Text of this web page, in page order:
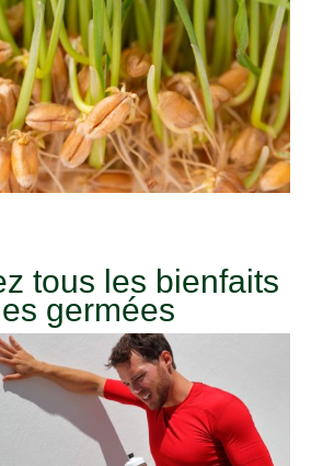
tous les bienfaits
germées